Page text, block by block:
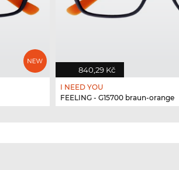
840,29 Kč
I NEED YOU
FEELING - G15700 braun-orange